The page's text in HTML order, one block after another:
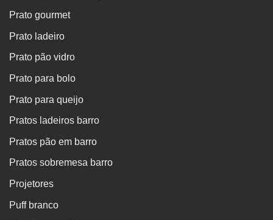
Prato gourmet
Prato ladeiro
Prato pão vidro
Prato para bolo
Prato para queijo
Pratos ladeiros barro
Pratos pão em barro
Pratos sobremesa barro
Projetores
Puff branco